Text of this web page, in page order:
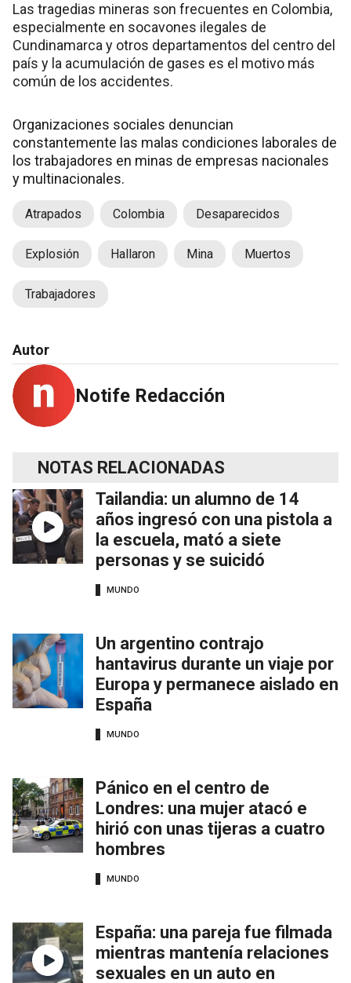
Las tragedias mineras son frecuentes en Colombia,
especialmente en socavones ilegales de
Cundinamarca y otros departamentos del centro del
país y la acumulación de gases es el motivo más
común de los accidentes.
Organizaciones sociales denuncian
constantemente las malas condiciones laborales de
los trabajadores en minas de empresas nacionales
y multinacionales.
Atrapados Colombia Desaparecidos
Explosión Hallaron Mina Muertos
Trabajadores
Autor
Notife Redacción
NOTAS RELACIONADAS
Tailandia: un alumno de 14
años ingresó con una pistola a
la escuela, mató a siete
personas y se suicidó
MUNDO
Un argentino contrajo
hantavirus durante un viaje por
Europa y permanece aislado en
España
MUNDO
Pánico en el centro de
Londres: una mujer atacó e
hirió con unas tijeras a cuatro
hombres
MUNDO
España: una pareja fue filmada
mientras mantenía relaciones
sexuales en un auto en